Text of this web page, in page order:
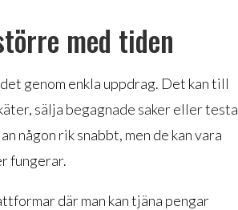
med tiden
genom enkla uppdrag. Det kan till
sälja begagnade saker eller testa
någon rik snabbt, men de kan vara
fungerar.
där man kan tjäna pengar